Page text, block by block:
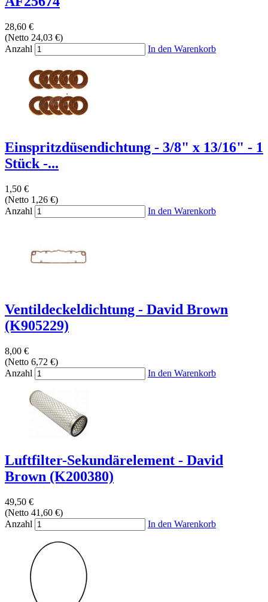
28,60 €
(Netto 24,03 €)
Anzahl
In den Warenkorb
Einspritzdüsendichtung - 3/8" x 13/16" - 1
Stück -...
1,50 €
(Netto 1,26 €)
Anzahl
In den Warenkorb
Ventildeckeldichtung - David Brown
(K905229)
8,00 €
(Netto 6,72 €)
Anzahl
In den Warenkorb
Luftfilter-Sekundärelement - David
Brown (K200380)
49,50 €
(Netto 41,60 €)
Anzahl
In den Warenkorb